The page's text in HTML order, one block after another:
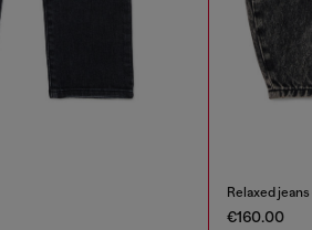
Relaxed
€160.00